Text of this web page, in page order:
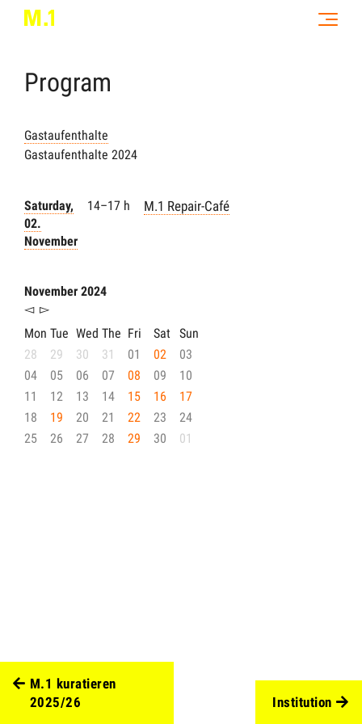
Program
Gastaufenthalte
Gastaufenthalte 2024
Saturday,
02.
November
14–17 h M.1 Repair-Café
November 2024
◅ ▻
Mon Tue Wed The Fri Sat Sun
28
29 30 31 01 02
03
04
05 06 07 08 09
10
11
12 13 14 15 16
17
18
19 20 21 22 23
24
25
26 27 28 29 30 01
M.1 kuratieren
2025/26
Institution